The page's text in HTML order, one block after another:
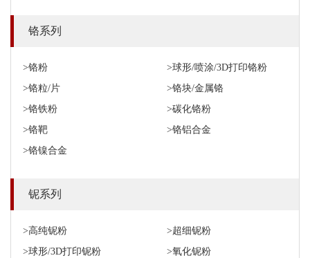
铬系列
>铬粉
>球形/喷涂/3D打印铬粉
>铬粒/片
>铬块/金属铬
>铬铁粉
>碳化铬粉
>铬靶
>铬铝合金
>铬镍合金
铌系列
>高纯铌粉
>超细铌粉
>球形/3D打印铌粉
>氧化铌粉